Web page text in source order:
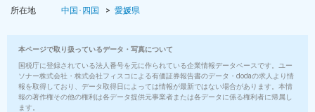
所在地
中国･四国 愛媛県
本ページで取り扱っているデータ・写真について
国税庁に登録されている法人番号を元に作られている企業情報データベースです。ユー
ソナー株式会社・株式会社フィスコによる有価証券報告書のデータ・dodaの求人より情
報を取得しており、データ取得日によっては情報が最新ではない場合があります。本情
報の著作権その他の権利は各データ提供元事業者または各データに係る権利者に帰属し
ます。